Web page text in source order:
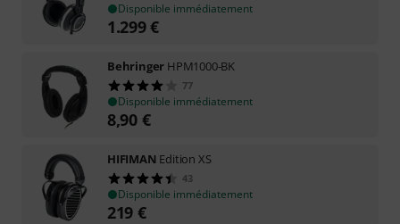
Disponible immédiatement
1.299€
Behringer HPM1000-BK
77
Disponible immédiatement
8,90 €
HIFIMAN Edition XS
43
Disponible immédiatement
219 €